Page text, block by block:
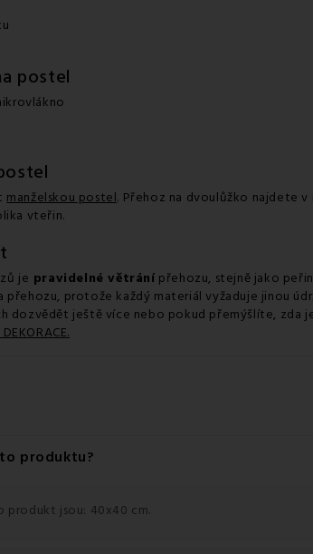
postel
manželskou postel. Přehoz na dvoulůžko najdete v
vteřin.
je pravidelné větrání přehozu, stejně jako
přehozu, protože každý materiál vyžaduje jinou
dozvědět ještě více nebo pokud přemýšlíte, zda
produktu?
jsou: 40x40 cm.